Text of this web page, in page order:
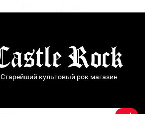
Старейший культовый рок магазин